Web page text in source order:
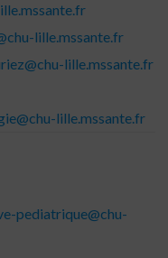
lille.mssante.fr
lille.mssante.fr
lille.mssante.fr
pediatrique@chu-